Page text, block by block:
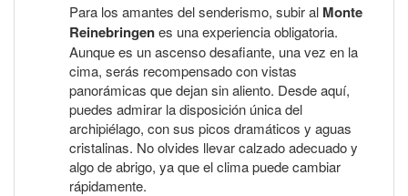
Para los amantes del senderismo, subir al Monte
Reinebringenes una experiencia obligatoria.
Aunque es un ascenso desafiante, una vez en la
cima, serás recompensado con vistas
panorámicas que dejan sin aliento. Desde aquí,
puedes admirar la disposición única del
archipiélago, con sus picos dramáticos y aguas
cristalinas. No olvides llevar calzado adecuado y
algo de abrigo, ya que el clima puede cambiar
rápidamente.